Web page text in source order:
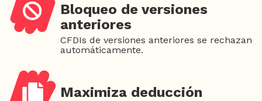
Bloqueo de versiones
anteriores
CFDIs de versiones anteriores se rechazan
automáticamente.
Maximiza deducción